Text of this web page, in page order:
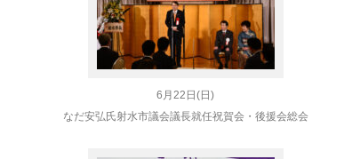
6月22日(日)
なだ安弘氏射水市議会議長就任祝賀会・後援会総会